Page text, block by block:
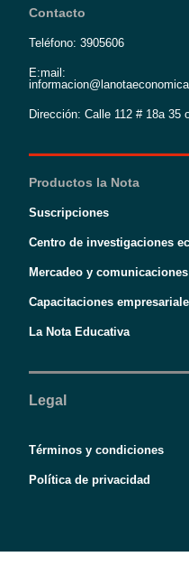
Contacto
Teléfono: 3905606
E:mail:
Dirección: Calle 112 # 18a
Productos la Nota
Suscripciones
Centro de investigaciones
Mercadeo y comunicaciones
Capacitaciones
La Nota Educativa
Legal
Términos y condiciones
Política de privacidad